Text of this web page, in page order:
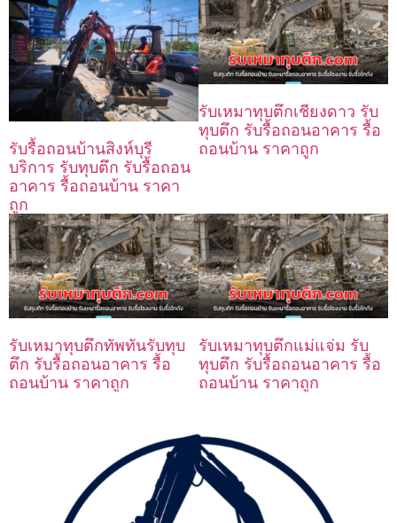
รับรื้อถอนบ้านสิงห์บุรี
บริการ รับทุบตึก รับรื้อถอน
อาคาร รื้อถอนบ้าน ราคา
ถูก
รับเหมาทุบตึกเชียงดาว รับ
ทุบตึก รับรื้อถอนอาคาร รื้อ
ถอนบ้าน ราคาถูก
รับเหมาทุบตึกทัพทันรับทุบ
ตึก รับรื้อถอนอาคาร รื้อ
ถอนบ้าน ราคาถูก
รับเหมาทุบตึกแม่แจ่ม รับ
ทุบตึก รับรื้อถอนอาคาร รื้อ
ถอนบ้าน ราคาถูก